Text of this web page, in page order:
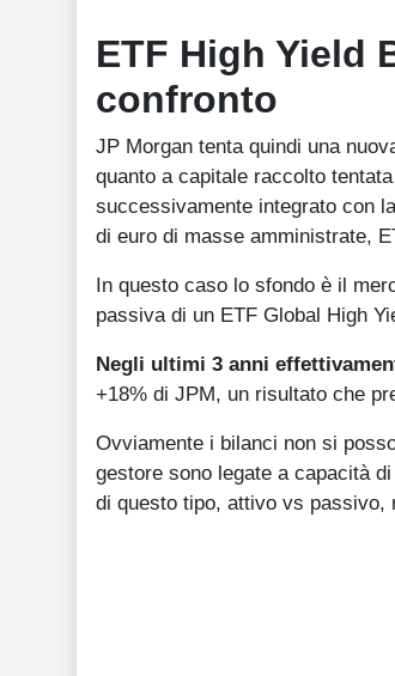
ETF High Yield
confronto
JP Morgan tenta quindi una
quanto a capitale raccolto
successivamente integrato con
di euro di masse amministrate,
In questo caso lo sfondo è il
passiva di un ETF Global High
Negli ultimi 3 anni
+18% di JPM, un risultato che
Ovviamente i bilanci non si
gestore sono legate a capacità
di questo tipo, attivo vs passivo,